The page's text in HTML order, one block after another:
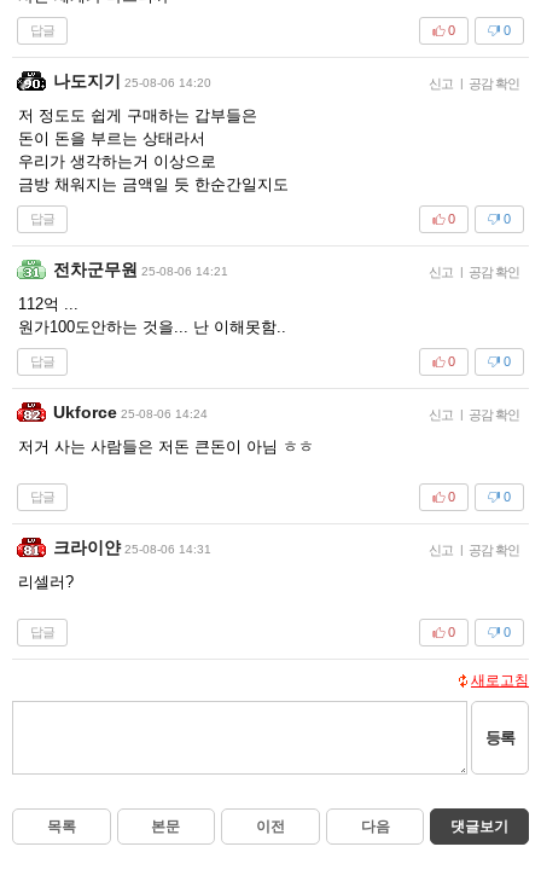
답글 0
0
나도지기 25-08-06 14:20 신고 | 공감 확인
저 정도도 쉽게 구매하는 갑부들은
돈이 돈을 부르는 상태라서
우리가 생각하는거 이상으로
금방 채워지는 금액일 듯 한순간일지도
답글 0
0
전차군무원 25-08-06 14:21 신고 | 공감 확인
112억 ...
원가100도안하는 것을... 난 이해못함..
답글 0
0
Ukforce 25-08-06 14:24 신고 | 공감 확인
저거 사는 사람들은 저돈 큰돈이 아님 ㅎㅎ
답글 0
0
크라이얀 25-08-06 14:31 신고 | 공감 확인
리셀러?
답글 0
0
새로고침
등록
목록 본문 이전 다음 댓글보기